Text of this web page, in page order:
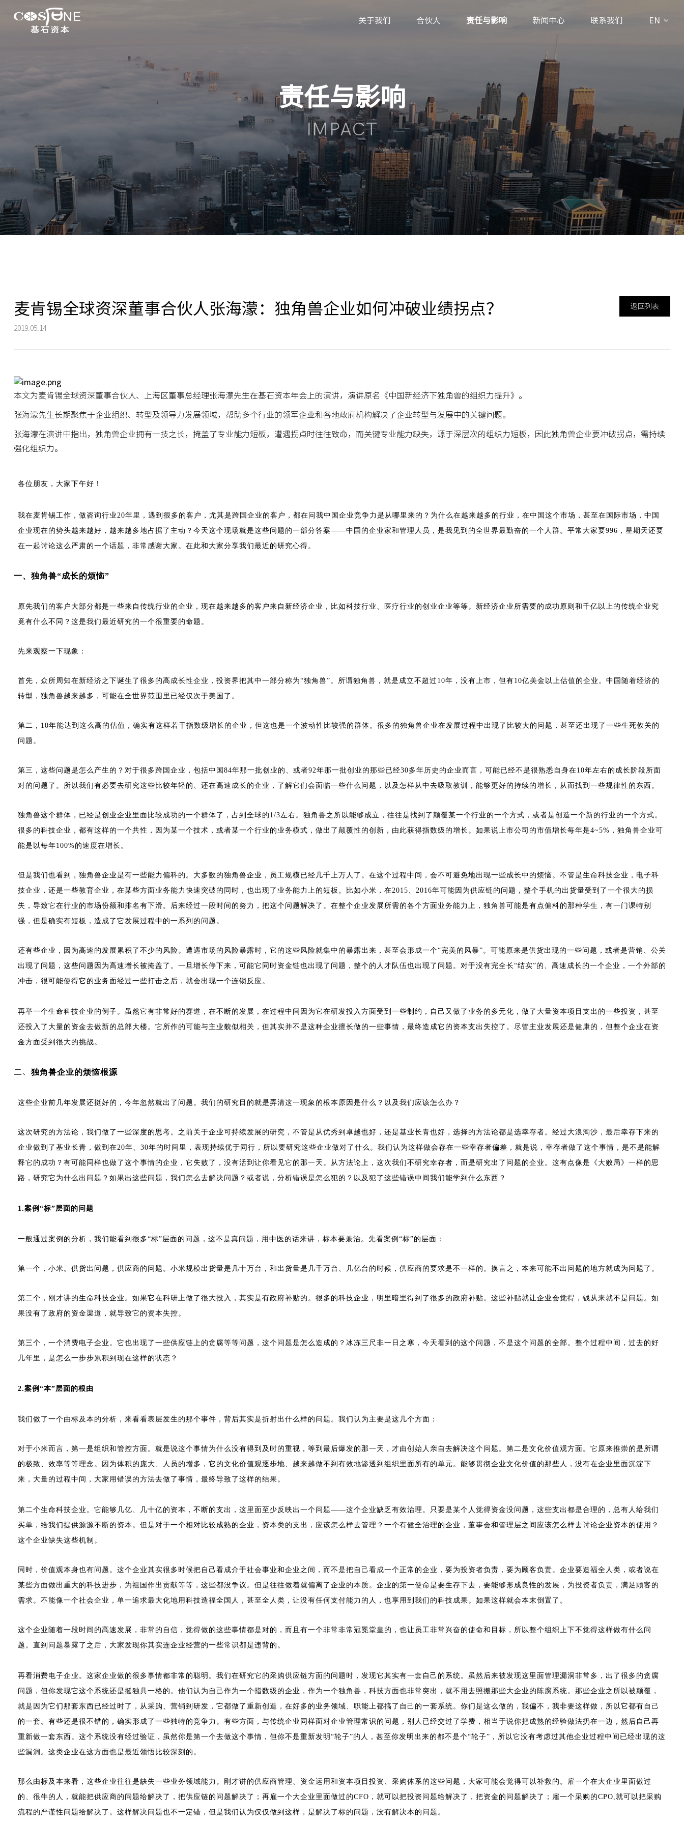
EN
关于我们 合伙人 责任与影响 新闻中心 联系我们
责任与影响
IMPACT
麦肯锡全球资深董事合伙人张海濛：独角兽企业如何冲破业绩拐点？
2019.05.14
返回列表
本文为麦肯锡全球资深董事合伙人、上海区董事总经理张海濛先生在基石资本年会上的演讲，演讲原名《中国新经济下独角兽的组织力提升》。
张海濛先生长期聚焦于企业组织、转型及领导力发展领域，帮助多个行业的领军企业和各地政府机构解决了企业转型与发展中的关键问题。
张海濛在演讲中指出，独角兽企业拥有一技之长，掩盖了专业能力短板，遭遇拐点时往往致命，而关键专业能力缺失，源于深层次的组织力短板，因此独角兽企业要冲破拐点，需持续
强化组织力。
各位朋友，大家下午好！
我在麦肯锡工作，做咨询行业20年里，遇到很多的客户，尤其是跨国企业的客户，都在问我中国企业竞争力是从哪里来的？为什么在越来越多的行业，在中国这个市场，甚至在国际市场，中国
企业现在的势头越来越好，越来越多地占据了主动？今天这个现场就是这些问题的一部分答案——中国的企业家和管理人员，是我见到的全世界最勤奋的一个人群。平常大家要996，星期天还要
在一起讨论这么严肃的一个话题，非常感谢大家。在此和大家分享我们最近的研究心得。
一、独角兽“成长的烦恼”
原先我们的客户大部分都是一些来自传统行业的企业，现在越来越多的客户来自新经济企业，比如科技行业、医疗行业的创业企业等等。新经济企业所需要的成功原则和千亿以上的传统企业究
竟有什么不同？这是我们最近研究的一个很重要的命题。
先来观察一下现象：
首先，众所周知在新经济之下诞生了很多的高成长性企业，投资界把其中一部分称为“独角兽”。所谓独角兽，就是成立不超过10年，没有上市，但有10亿美金以上估值的企业。中国随着经济的
转型，独角兽越来越多，可能在全世界范围里已经仅次于美国了。
第二，10年能达到这么高的估值，确实有这样若干指数级增长的企业，但这也是一个波动性比较强的群体。很多的独角兽企业在发展过程中出现了比较大的问题，甚至还出现了一些生死攸关的
问题。
第三，这些问题是怎么产生的？对于很多跨国企业，包括中国84年那一批创业的、或者92年那一批创业的那些已经30多年历史的企业而言，可能已经不是很熟悉自身在10年左右的成长阶段所面
对的问题了。所以我们有必要去研究这些比较年轻的、还在高速成长的企业，了解它们会面临一些什么问题，以及怎样从中去吸取教训，能够更好的持续的增长，从而找到一些规律性的东西。
独角兽这个群体，已经是创业企业里面比较成功的一个群体了，占到全球的1/3左右。独角兽之所以能够成立，往往是找到了颠覆某一个行业的一个方式，或者是创造一个新的行业的一个方式。
很多的科技企业，都有这样的一个共性，因为某一个技术，或者某一个行业的业务模式，做出了颠覆性的创新，由此获得指数级的增长。如果说上市公司的市值增长每年是4~5%，独角兽企业可
能是以每年100%的速度在增长。
但是我们也看到，独角兽企业是有一些能力偏科的。大多数的独角兽企业，员工规模已经几千上万人了。在这个过程中间，会不可避免地出现一些成长中的烦恼。不管是生命科技企业，电子科
技企业，还是一些教育企业，在某些方面业务能力快速突破的同时，也出现了业务能力上的短板。比如小米，在2015、2016年可能因为供应链的问题，整个手机的出货量受到了一个很大的损
失，导致它在行业的市场份额和排名有下滑。后来经过一段时间的努力，把这个问题解决了。在整个企业发展所需的各个方面业务能力上，独角兽可能是有点偏科的那种学生，有一门课特别
强，但是确实有短板，造成了它发展过程中的一系列的问题。
还有些企业，因为高速的发展累积了不少的风险。遭遇市场的风险暴露时，它的这些风险就集中的暴露出来，甚至会形成一个“完美的风暴”。可能原来是供货出现的一些问题，或者是营销、公关
出现了问题，这些问题因为高速增长被掩盖了。一旦增长停下来，可能它同时资金链也出现了问题，整个的人才队伍也出现了问题。对于没有完全长“结实”的、高速成长的一个企业，一个外部的
冲击，很可能使得它的业务面经过一些打击之后，就会出现一个连锁反应。
再举一个生命科技企业的例子。虽然它有非常好的赛道，在不断的发展，在过程中间因为它在研发投入方面受到一些制约，自己又做了业务的多元化，做了大量资本项目支出的一些投资，甚至
还投入了大量的资金去做新的总部大楼。它所作的可能与主业貌似相关，但其实并不是这种企业擅长做的一些事情，最终造成它的资本支出失控了。尽管主业发展还是健康的，但整个企业在资
金方面受到很大的挑战。
二、 独角兽企业的烦恼根源
这些企业前几年发展还挺好的，今年忽然就出了问题。我们的研究目的就是弄清这一现象的根本原因是什么？以及我们应该怎么办？
这次研究的方法论，我们做了一些深度的思考。之前关于企业可持续发展的研究，不管是从优秀到卓越也好，还是基业长青也好，选择的方法论都是选幸存者。经过大浪淘沙，最后幸存下来的
企业做到了基业长青，做到在20年、30年的时间里，表现持续优于同行，所以要研究这些企业做对了什么。我们认为这样做会存在一些幸存者偏差，就是说，幸存者做了这个事情，是不是能解
释它的成功？有可能同样也做了这个事情的企业，它失败了，没有活到让你看见它的那一天。从方法论上，这次我们不研究幸存者，而是研究出了问题的企业。这有点像是《大败局》一样的思
路，研究它为什么出问题？如果出这些问题，我们怎么去解决问题？或者说，分析错误是怎么犯的？以及犯了这些错误中间我们能学到什么东西？
1.案例“标”层面的问题
一般通过案例的分析，我们能看到很多“标”层面的问题，这不是真问题，用中医的话来讲，标本要兼治。先看案例“标”的层面：
第一个，小米。供货出问题，供应商的问题。小米规模出货量是几十万台，和出货量是几千万台、几亿台的时候，供应商的要求是不一样的。换言之，本来可能不出问题的地方就成为问题了。
第二个，刚才讲的生命科技企业。如果它在科研上做了很大投入，其实是有政府补贴的。很多的科技企业，明里暗里得到了很多的政府补贴。这些补贴就让企业会觉得，钱从来就不是问题。如
果没有了政府的资金渠道，就导致它的资本失控。
第三个，一个消费电子企业。它也出现了一些供应链上的贪腐等等问题，这个问题是怎么造成的？冰冻三尺非一日之寒，今天看到的这个问题，不是这个问题的全部。整个过程中间，过去的好
几年里，是怎么一步步累积到现在这样的状态？
2.案例“本”层面的根由
我们做了一个由标及本的分析，来看看表层发生的那个事件，背后其实是折射出什么样的问题。我们认为主要是这几个方面：
对于小米而言，第一是组织和管控方面。就是说这个事情为什么没有得到及时的重视，等到最后爆发的那一天，才由创始人亲自去解决这个问题。第二是文化价值观方面。它原来推崇的是所谓
的极致、效率等等理念。因为体积的庞大、人员的增多，它的文化价值观逐步地、越来越做不到有效地渗透到组织里面所有的单元。能够贯彻企业文化价值的那些人，没有在企业里面沉淀下
来，大量的过程中间，大家用错误的方法去做了事情，最终导致了这样的结果。
第二个生命科技企业。它能够几亿、几十亿的资本，不断的支出，这里面至少反映出一个问题——这个企业缺乏有效治理。只要是某个人觉得资金没问题，这些支出都是合理的，总有人给我们
买单，给我们提供源源不断的资本。但是对于一个相对比较成熟的企业，资本类的支出，应该怎么样去管理？一个有健全治理的企业，董事会和管理层之间应该怎么样去讨论企业资本的使用？
这个企业缺失这些机制。
同时，价值观本身也有问题。这个企业其实很多时候把自己看成介于社会事业和企业之间，而不是把自己看成一个正常的企业，要为投资者负责，要为顾客负责。企业要造福全人类，或者说在
某些方面做出重大的科技进步，为祖国作出贡献等等，这些都没争议。但是往往做着就偏离了企业的本质。企业的第一使命是要生存下去，要能够形成良性的发展，为投资者负责，满足顾客的
需求。不能像一个社会企业，单一追求最大化地用科技造福全国人，甚至全人类，让没有任何支付能力的人，也享用到我们的科技成果。如果这样就会本末倒置了。
这个企业随着一段时间的高速发展，非常的自信，觉得做的这些事情都是对的，而且有一个非常非常冠冕堂皇的，也让员工非常兴奋的使命和目标，所以整个组织上下不觉得这样做有什么问
题。直到问题暴露了之后，大家发现你其实连企业经营的一些常识都是违背的。
再看消费电子企业。这家企业做的很多事情都非常的聪明。我们在研究它的采购供应链方面的问题时，发现它其实有一套自己的系统。虽然后来被发现这里面管理漏洞非常多，出了很多的贪腐
问题，但你发现它这个系统还是挺独具一格的。他们认为自己作为一个指数级的企业，作为一个独角兽，科技方面也非常突出，就不用去照搬那些大企业的陈腐系统。那些企业之所以被颠覆，
就是因为它们那套东西已经过时了，从采购、营销到研发，它都做了重新创造，在好多的业务领域、职能上都搞了自己的一套系统。你们是这么做的，我偏不，我非要这样做，所以它都有自己
的一套。有些还是很不错的，确实形成了一些独特的竞争力。有些方面，与传统企业同样面对企业管理常识的问题，别人已经交过了学费，相当于说你把成熟的经验做法扔在一边，然后自己再
重新做一套东西。这个系统没有经过验证，虽然你是第一个去做这个事情，但你不是重新发明“轮子”的人，甚至你发明出来的都不是个“轮子”，所以它没有考虑过其他企业过程中间已经出现的这
些漏洞。这类企业在这方面也是最近领悟比较深刻的。
那么由标及本来看，这些企业往往是缺失一些业务领域能力。刚才讲的供应商管理、资金运用和资本项目投资、采购体系的这些问题，大家可能会觉得可以补救的。雇一个在大企业里面做过
的、很牛的人，就能把供应商的问题给解决了，把供应链的问题解决了；再雇一个大企业里面做过的CFO，就可以把投资问题给解决了，把资金的问题解决了；雇一个采购的CPO,就可以把采购
流程的严谨性问题给解决了。这样解决问题也不一定错，但是我们认为仅仅做到这样，是解决了标的问题，没有解决本的问题。